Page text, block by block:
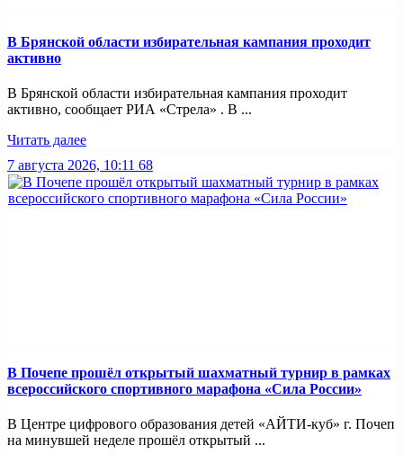
В Брянской области избирательная кампания проходит
активно
В Брянской области избирательная кампания проходит
активно, сообщает РИА «Стрела» . В ...
Читать далее
7 августа 2026, 10:11 68
В Почепе прошёл открытый шахматный турнир в рамках
всероссийского спортивного марафона «Сила России»
В Центре цифрового образования детей «АЙТИ-куб» г. Почеп
на минувшей неделе прошёл открытый ...